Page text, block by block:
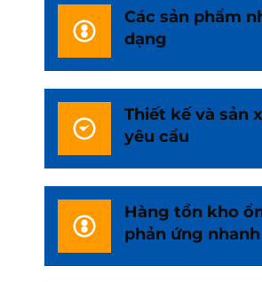
Các sản phẩm
dạng
Thiết kế và sản
yêu cầu
Hàng tồn kho
phản ứng nhanh